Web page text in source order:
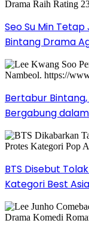
Seo Su Min
Bintang Drama
Bertabur
Bergabung
BTS Disebut
Kategori Best